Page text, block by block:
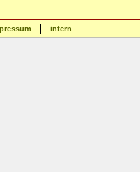
intern